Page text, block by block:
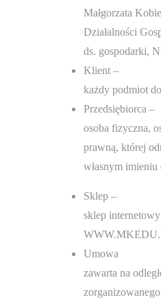
Małgorzata
Działalności
ds. gospodarki,
Klient –
każdy podmiot
Przedsiębiorca –
osoba fizyczna,
prawną, której
własnym imieniu
Sklep –
sklep
Umowa
zawarta na